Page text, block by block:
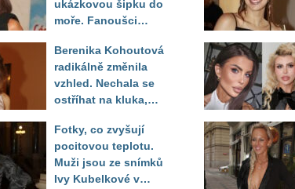
ukázkovou šipku do
moře. Fanoušci
toho vypadá
Berenika Kohoutová
radikálně změnila
vzhled. Nechala se
ostříhat na kluka,
překvapily
Fotky, co zvyšují
pocitovou teplotu.
Muži jsou ze snímků
Ivy Kubelkové v